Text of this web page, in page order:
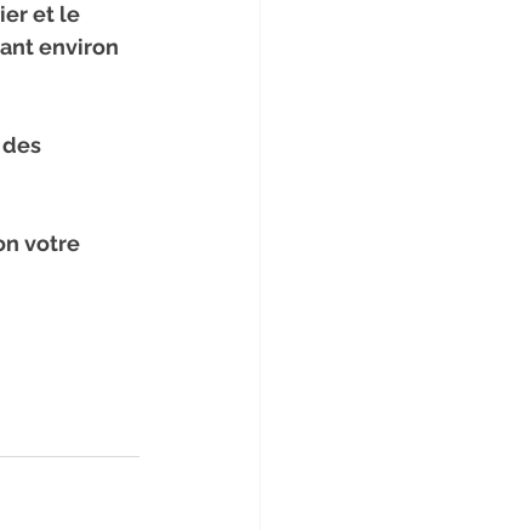
et le
environ
votre